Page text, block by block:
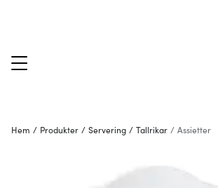
Hem / Produkter / Servering / Tallrikar / Assietter